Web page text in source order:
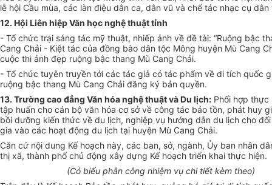
lễ hội Cầu mùa, các làn điệu dân ca, dân vũ và chế tác nhạc cụ dân
12. Hội Liên hiệp Văn học nghệ thuật tỉnh
- Tổ chức trại sáng tác mỹ thuật, nhiếp ảnh về đề tài: “Ruộng bậc
Cang Chải - Kiệt tác của đồng bào dân tộc Mông huyện Mù Cang
cuộc thi ảnh đẹp ruộng bậc thang Mù Cang Chải.
- Tổ chức tuyên truyền tới các tác giả có tác phẩm về di tích quốc
ruộng bậc thang Mù Cang Chải đăng ký bản quyền.
13. Trường cao đẳng Văn hóa nghệ thuật và Du lịch: Phối hợp thực
tập huấn cho cán bộ văn hóa cơ sở về công tác bảo tồn, phát huy
bồi dưỡng kiến thức về du lịch, nghiệp vụ hướng dẫn du lịch cho
gia vào các hoạt động du lịch tại huyện Mù Cang Chải.
Căn cứ nội dung Kế hoạch này, các ban, sở, ngành, Ủy ban nhân
thị xã, thành phố chủ động xây dựng Kế hoạch triển khai thực hiện.
(Có biểu phân công nhiệm vụ chi tiết kèm theo)